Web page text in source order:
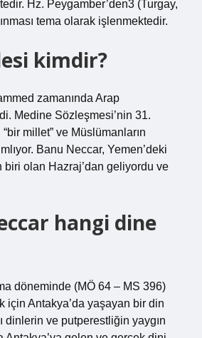
Hz. Peygamber’den3 (Turgay,
tema olarak işlenmektedir.
kimdir?
zamanında Arap
Medine Sözleşmesi’nin 31.
millet” ve Müslümanların
Banu Neccar, Yemen’deki
olan Hazraj’dan geliyordu ve
hangi dine
döneminde (MÖ 64 – MS 396)
için Antakya’da yaşayan bir din
dinlerin ve putperestliğin yaygın